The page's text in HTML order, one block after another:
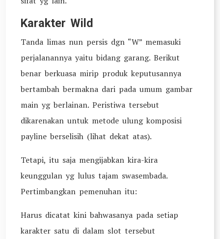
Karakter Wild
Tanda limas nun persis dgn “W” memasuki
perjalanannya yaitu bidang garang. Berikut
benar berkuasa mirip produk keputusannya
bertambah bermakna dari pada umum gambar
main yg berlainan. Peristiwa tersebut
dikarenakan untuk metode ulung komposisi
payline berselisih (lihat dekat atas).
Tetapi, itu saja mengijabkan kira-kira
keunggulan yg lulus tajam swasembada.
Pertimbangkan pemenuhan itu:
Harus dicatat kini bahwasanya pada setiap
karakter satu di dalam slot tersebut